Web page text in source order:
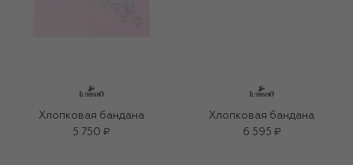
Хлопковая бандана
5 750 ₽
Хлопковая бандана
6 595 ₽